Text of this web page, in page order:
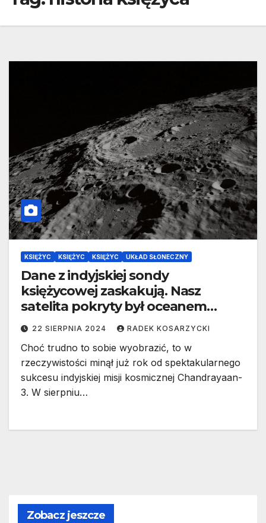
KSIĘŻYC KSIĘŻYC KSIĘŻYC UKŁAD SŁONECZNY
Dane z indyjskiej sondy
księżycowej zaskakują. Nasz
satelita pokryty był oceanem
magmy
22 SIERPNIA 2024 RADEK KOSARZYCKI
Choć trudno to sobie wyobrazić, to w
rzeczywistości minął już rok od spektakularnego
sukcesu indyjskiej misji kosmicznej Chandrayaan-
3. W sierpniu…
Zobacz jeszcze